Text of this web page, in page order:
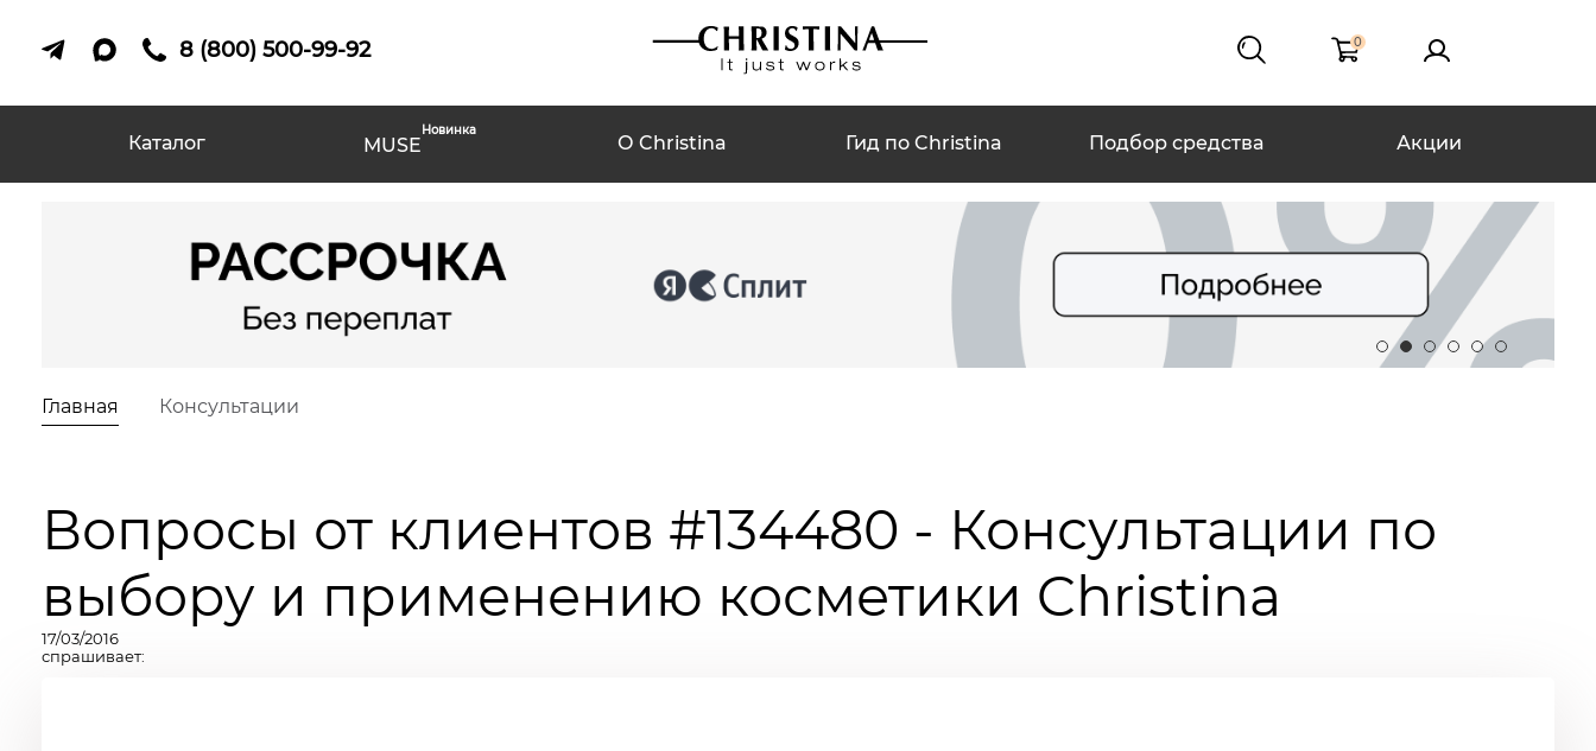
8 (800) 500-99-92 0
Каталог MUSE
Новинка
О Christina Гид по Christina Подбор средства Акции
Главная Консультации
Вопросы от клиентов #134480 - Консультации по
выбору и применению косметики Christina
17/03/2016
спрашивает: